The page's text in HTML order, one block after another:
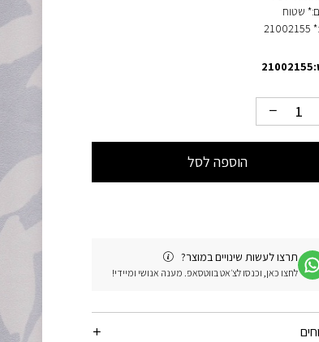
שטוח
21002155
הוספה לסל
תרצו לעשות שינויים במוצר?
לחצו כאן, וכנסו לצ׳אט בווטסאפ. מענה אנושי ומיידי!